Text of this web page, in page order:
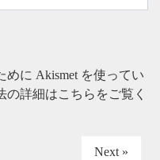
に Akismet を使ってい
の詳細はこちらをご覧く
Next »